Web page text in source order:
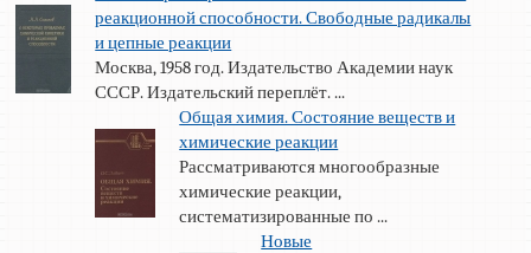
реакционной способности. Свободные радикалы
и цепные реакции
Москва, 1958 год. Издательство Академии наук
СССР. Издательский переплёт. ...
Общая химия. Состояние веществ и
химические реакции
Рассматриваются многообразные
химические реакции,
систематизированные по ...
Новые